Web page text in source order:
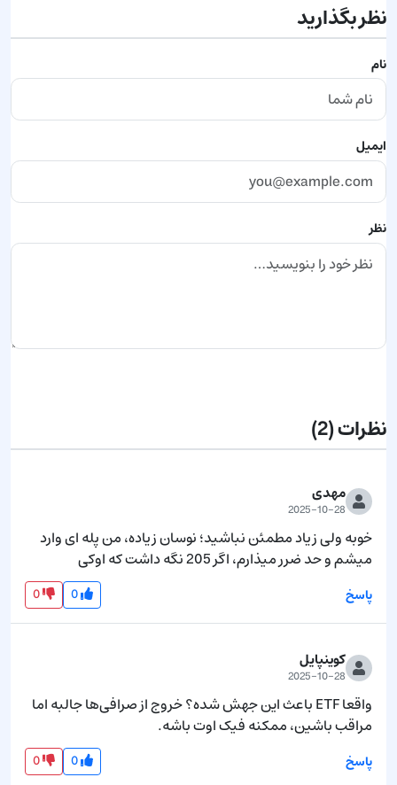
نظر بگذارید
نام
ایمیل
نظر
نظرات(2)
مهدی
2025-10-28
میشم و حد ضرر میذارم، اگر 205 نگه داشت که اوکی
پاسخ 0
0
کوینپایل
2025-10-28
مراقب باشین، ممکنه فیک اوت باشه.
پاسخ 0
0